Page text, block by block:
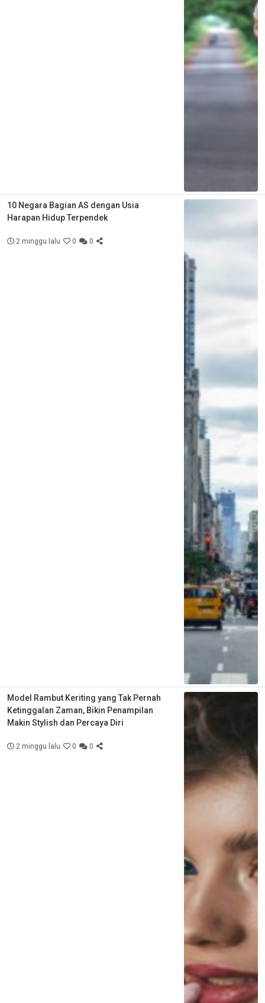
10 Negara Bagian AS dengan Usia
Harapan Hidup Terpendek
2 minggu lalu 0 0
Model Rambut Keriting yang Tak Pernah
Ketinggalan Zaman, Bikin Penampilan
Makin Stylish dan Percaya Diri
2 minggu lalu 0 0